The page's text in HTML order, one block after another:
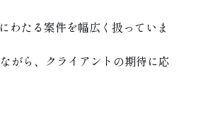
わたる案件を幅広く扱っていま
がら、クライアントの期待に応